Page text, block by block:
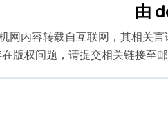
由
机网内容转载自互联网，其相关
版权问题，请提交相关链接至